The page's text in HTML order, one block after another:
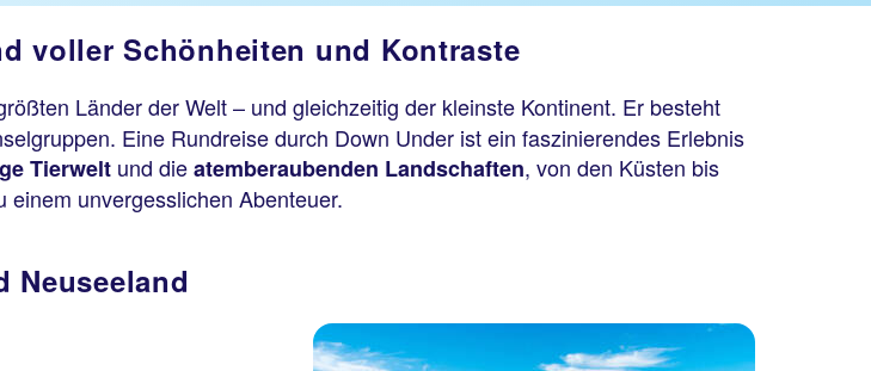
voller Schönheiten und Kontraste
Länder der Welt – und gleichzeitig der kleinste Kontinent. Er besteht
Eine Rundreise durch Down Under ist ein faszinierendes Erlebnis
Tierwelt und dieatemberaubenden Landschaften, von den Küsten bis
unvergesslichen Abenteuer.
Neuseeland